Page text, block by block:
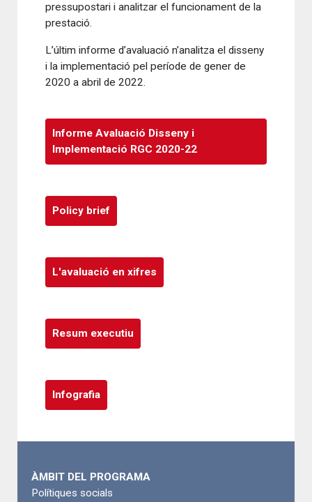
pressupostari i analitzar el funcionament de la
prestació.
L’últim informe d’avaluació n’analitza el disseny
i la implementació pel període de gener de
2020 a abril de 2022.
Informe Avaluació Disseny i
Implementació RGC 2020-22
Policy brief
L'avaluació en xifres
Resum executiu
Infografia
ÀMBIT DEL PROGRAMA
Polítiques socials